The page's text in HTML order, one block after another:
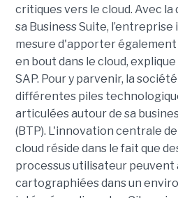
critiques vers le cloud. Avec
sa Business Suite,
mesure d'apporter également
en bout dans le cloud,
SAP. Pour y parvenir, la
différentes piles
articulées autour de sa
(BTP). L'innovation centrale
cloud réside dans le fait que
processus utilisateur peuvent
cartographiées dans un